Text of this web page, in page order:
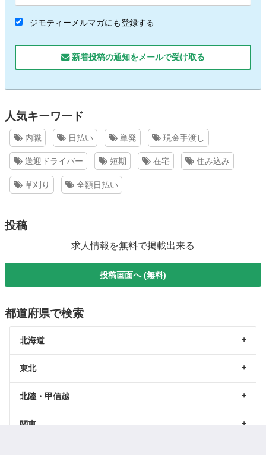
ジモティーメルマガにも登録する
新着投稿の通知をメールで受け取る
人気キーワード
内職 日払い 単発 現金手渡し
送迎ドライバー 短期 在宅 住み込み
草刈り 全額日払い
投稿
求人情報を無料で掲載出来る
投稿画面へ (無料)
都道府県で検索
北海道
東北
北陸・甲信越
関東